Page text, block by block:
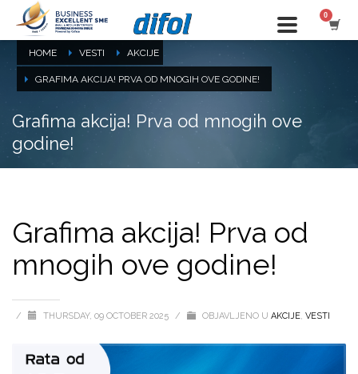
HOME VESTI AKCIJE
GRAFIMA AKCIJA! PRVA OD MNOGIH OVE GODINE!
Grafima akcija! Prva od mnogih ove
godine!
Grafima akcija! Prva od
mnogih ove godine!
/ THURSDAY, 09 OCTOBER 2025 / OBJAVLJENO U AKCIJE, VESTI